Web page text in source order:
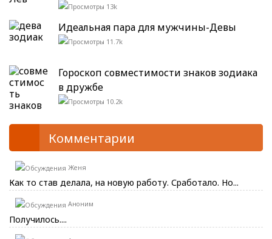
13k
Идеальная пара для мужчины-Девы
11.7k
Гороскоп совместимости знаков зодиака
в дружбе
10.2k
Комментарии
Женя
Как то став делала, на новую работу. Сработало. Но...
Аноним
Получилось....